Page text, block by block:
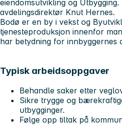
eiendomsutvikling og
avdelingsdirektør Knut Hernes.
Bodø er en by i vekst og
tjenesteproduksjon innenfor
har betydning for innbyggernes
Typisk arbeidsoppgaver
Behandle saker etter
Sikre trygge og
utbygginger.
Følge opp tiltak på